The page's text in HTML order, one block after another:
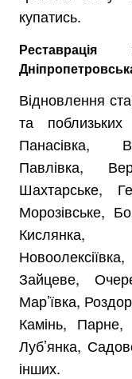
купатись.
Відновлення
та поблизьких
Панасівка,
Павлівка,
Шахтарське,
Морозівське,
Кислянка,
Зайцеве,
Мар’ївка,
Камінь, Парне,
Луб’янка,
інших.